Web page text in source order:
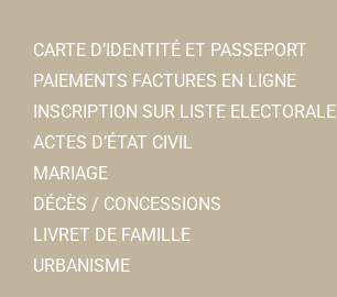
CARTE D’IDENTITÉ ET PASSEPORT
PAIEMENTS FACTURES EN LIGNE
INSCRIPTION SUR LISTE ELECTORALE
ACTES D’ÉTAT CIVIL
MARIAGE
DÉCÈS / CONCESSIONS
LIVRET DE FAMILLE
URBANISME